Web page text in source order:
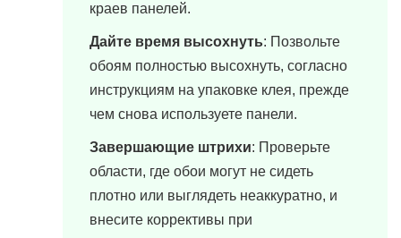
краев панелей.
Дайте время высохнуть: Позвольте
обоям полностью высохнуть, согласно
инструкциям на упаковке клея, прежде
чем снова используете панели.
Завершающие штрихи: Проверьте
области, где обои могут не сидеть
плотно или выглядеть неаккуратно, и
внесите коррективы при